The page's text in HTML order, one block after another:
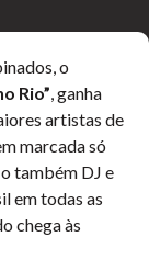
o
Rio”, ganha
artistas de
marcada só
também DJ e
em todas as
chega às